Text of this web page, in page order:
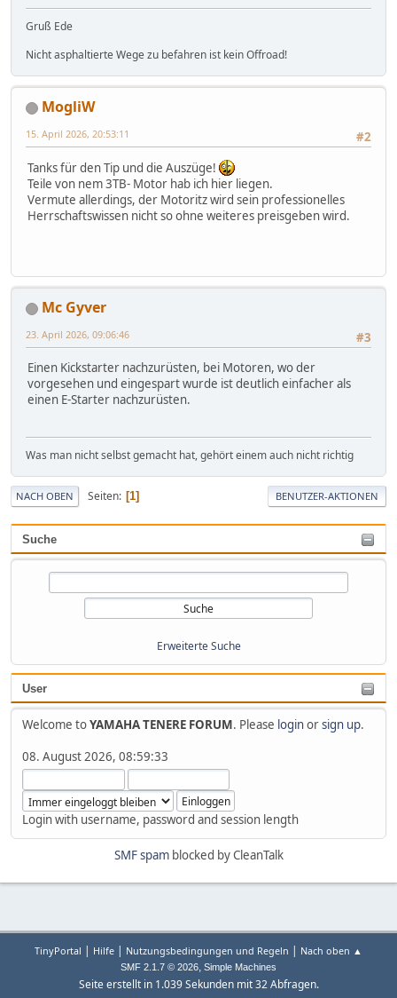
Suche
Erweiterte Suche
User
Welcome toYAMAHA TENERE FORUM. Please loginorsign up.
08. August 2026, 08:59:33
Login with username, password and session length
Gruß Ede
Nicht asphaltierte Wege zu befahren ist kein Offroad!
MogliW
#2
15. April 2026, 20:53:11
Tanks für den Tip und die Auszüge!
Teile von nem 3TB- Motor hab ich hier liegen.
Vermute allerdings, der Motoritz wird sein professionelles
Herrschaftswissen nicht so ohne weiteres preisgeben wird.
Mc Gyver
#3
23. April 2026, 09:06:46
Einen Kickstarter nachzurüsten, bei Motoren, wo der
vorgesehen und eingespart wurde ist deutlich einfacher als
einen E-Starter nachzurüsten.
Was man nicht selbst gemacht hat, gehört einem auch nicht richtig
NACH OBEN Seiten 1 BENUTZER-AKTIONEN
SMF spamblocked by CleanTalk
TinyPortal Hilfe Nutzungsbedingungen und Regeln Nach oben ▲
SMF 2.1.7 © 2026, Simple Machines
Seite erstellt in 1.039 Sekunden mit 32 Abfragen.